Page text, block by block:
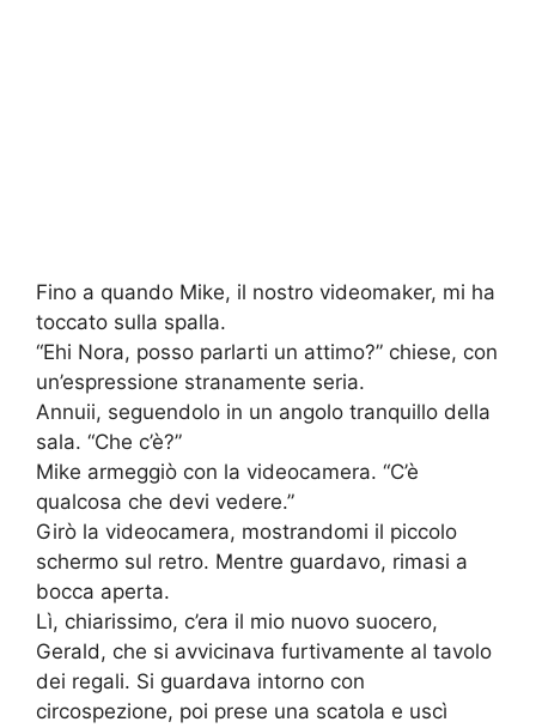
Fino a quando Mike, il nostro videomaker, mi ha
toccato sulla spalla.
“Ehi Nora, posso parlarti un attimo?” chiese, con
un’espressione stranamente seria.
Annuii, seguendolo in un angolo tranquillo della
sala. “Che c’è?”
Mike armeggiò con la videocamera. “C’è
qualcosa che devi vedere.”
Girò la videocamera, mostrandomi il piccolo
schermo sul retro. Mentre guardavo, rimasi a
bocca aperta.
Lì, chiarissimo, c’era il mio nuovo suocero,
Gerald, che si avvicinava furtivamente al tavolo
dei regali. Si guardava intorno con
circospezione, poi prese una scatola e uscì